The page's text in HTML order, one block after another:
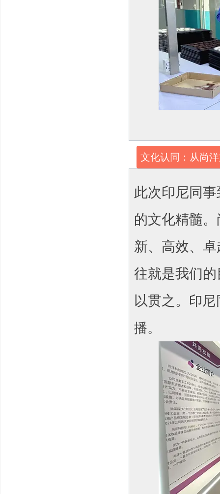
文化认同：从尚
此次印尼同
的文化精髓
新、高效、卓
往就是我们的
以贯之。 印尼
播。